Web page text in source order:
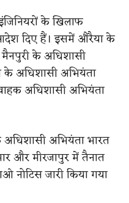
के खिलाफ
दिए हैं। इसमें औरैया के
के अधिशासी
के अधिशासी अभियंता
अधिशासी अभियंता
अभियंता भारत
और मीरजापुर में तैनात
नोटिस जारी किया गया